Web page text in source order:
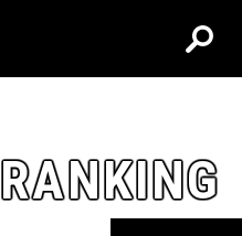
RANKING